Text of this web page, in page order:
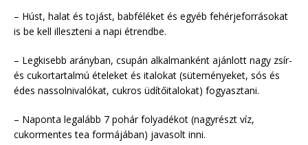
– Húst, halat és tojást, babféléket és egyéb fehérjeforrásokat
is be kell illeszteni a napi étrendbe.
– Legkisebb arányban, csupán alkalmanként ajánlott nagy zsír-
és cukortartalmú ételeket és italokat (süteményeket, sós és
édes nassolnivalókat, cukros üdítőitalokat) fogyasztani.
– Naponta legalább 7 pohár folyadékot (nagyrészt víz,
cukormentes tea formájában) javasolt inni.